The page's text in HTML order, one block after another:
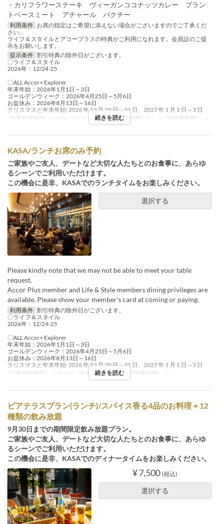
・カリフラワーステーキ ヴィーガンココナッツカレー プラン
トベースミート アチャール パクチー
利用条件 お席の指定はご希望に添えない場合がございますのでご了承くだ
さい。
ライフ＆スタイルとアコープラスの特典がご利用になれます。会員証のご提
示をお願いします。
提示条件 割引特典の除外日がございます。
〇ライフ＆スタイル
2026年：12/24-25
〇ALL Accor+ Explorer
年末年始：2026年1月1日～3日
ゴールデンウィーク：2026年4月25日～5月6日
お盆休み：2026年8月13日～16日
クリスマスと年末年始: 2026 年 12 月 20 日～31 日、2027 年 1 月 1 日～3 日
ご予約可能日
2025年3月1日 ~ 8月31日 食事時間 ランチ 注文数制限 ~ 8
続きを読む
KASA/ランチお席のみ予約
ご家族やご友人、デートなど大切な人たちとのお食事に、あらゆ
るシーンでご利用いただけます。
この機会に是非、KASAでのランチタイムをお楽しみください。
選択する
Please kindly note that we may not be able to meet your table
request.
Accor Plus member and Life & Style members dining privileges are
available. Please show your member's card at coming or paying.
利用条件 割引特典の除外日がございます。
〇ライフ＆スタイル
2026年：12/24-25
〇ALL Accor+ Explorer
年末年始：2026年1月1日～3日
ゴールデンウィーク：2026年4月25日～5月6日
お盆休み：2026年8月13日～16日
クリスマスと年末年始: 2026 年 12 月 20 日～31 日、2027 年 1 月 1 日～3 日
ご予約可能日
~ 9月30日 食事時間 ランチ 注文数制限 ~ 8
続きを読む
ビアテラスプラン(ランチ)/スパイス香る4品のお料理＋12
種類の飲み放題
9月30日までの期間限定飲み放題プラン。
ご家族やご友人、デートなど大切な人たちとのお食事に、あらゆ
るシーンでご利用いただけます。
この機会に是非、KASAでのディナータイムをお楽しみください。
¥ 7,500 (税込)
選択する